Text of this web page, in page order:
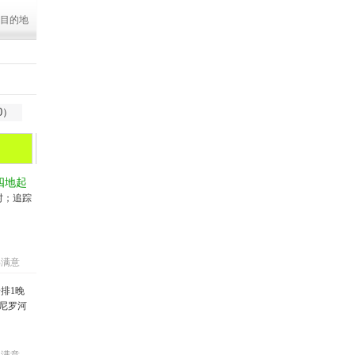
目的地
地起
；追踪
意
1晚
罗河